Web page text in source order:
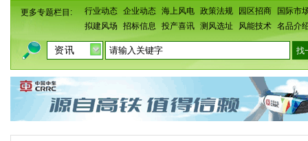
更多专题栏目: 行业动态 企业动态 海上风电 政策法规 园区招商
国际市
拟建风场
招标信息 投产喜讯 测风选址 风能技术 名品介